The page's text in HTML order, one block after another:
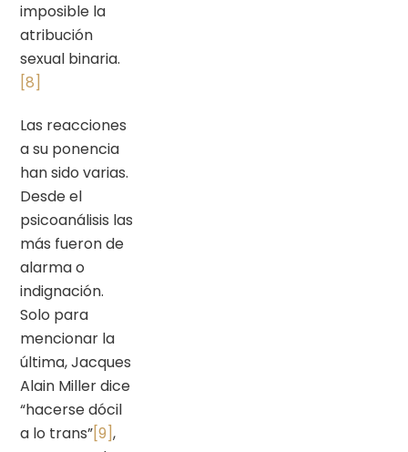
imposible la
atribución
sexual binaria.
[8]
Las reacciones
a su ponencia
han sido varias.
Desde el
psicoanálisis las
más fueron de
alarma o
indignación.
Solo para
mencionar la
última, Jacques
Alain Miller dice
“hacerse dócil
a lo trans”[9],